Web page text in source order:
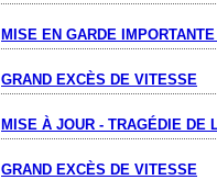
MISE EN GARDE
GRAND EXCÈS DE VITESSE
MISE À JOUR - TRAGÉDIE DE
GRAND EXCÈS DE VITESSE